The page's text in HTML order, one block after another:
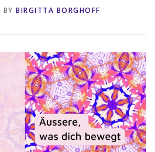
BY BIRGITTA BORGHOFF